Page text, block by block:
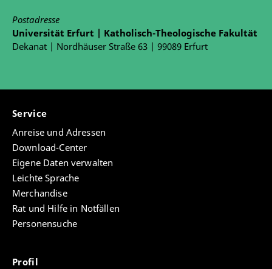
Postadresse
Universität Erfurt | Katholisch-Theologische Fakultät
Dekanat | Nordhäuser Straße 63 | 99089 Erfurt
Service
Anreise und Adressen
Download-Center
Eigene Daten verwalten
Leichte Sprache
Merchandise
Rat und Hilfe in Notfällen
Personensuche
Profil